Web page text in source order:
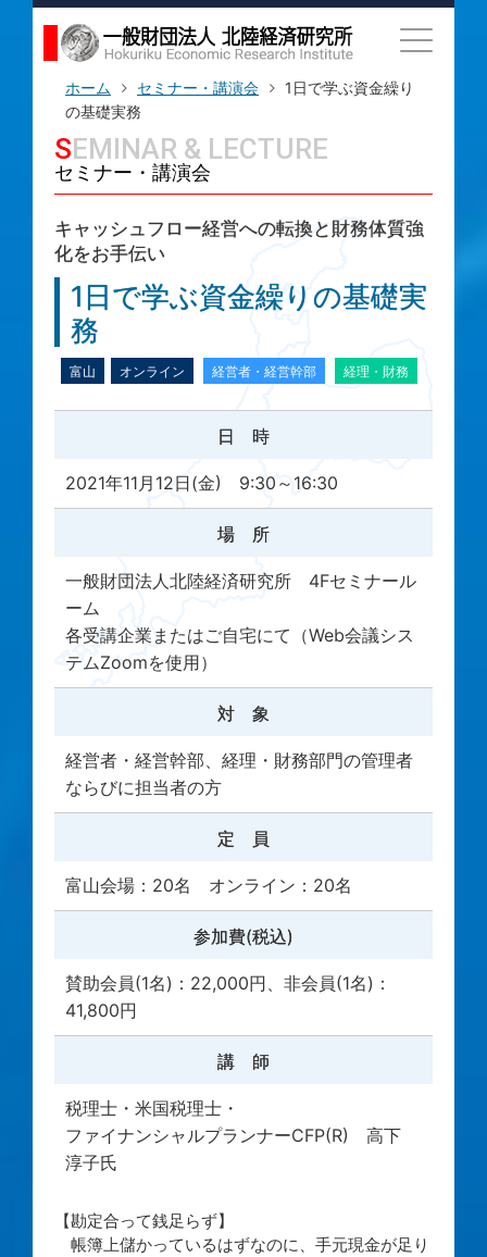
ホーム セミナー・講演会
1日で学ぶ資金繰り
の基礎実務
SEMINAR & LECTURE
セミナー・講演会
キャッシュフロー経営への転換と財務体質強
化をお手伝い
1日で学ぶ資金繰りの基礎実
務
富山 オンライン 経営者・経営幹部 経理・財務
日 時
2021年11月12日(金) 9:30～16:30
場 所
一般財団法人北陸経済研究所 4Fセミナール
ーム
各受講企業またはご自宅にて（Web会議シス
テムZoomを使用）
対 象
経営者・経営幹部、経理・財務部門の管理者
ならびに担当者の方
定 員
富山会場：20名 オンライン：20名
参加費(税込)
賛助会員(1名)：22,000円、非会員(1名)：
41,800円
講 師
税理士・米国税理士・
ファイナンシャルプランナーCFP(R) 高下
淳子氏
【勘定合って銭足らず】
帳簿上儲かっているはずなのに、手元現金が足り